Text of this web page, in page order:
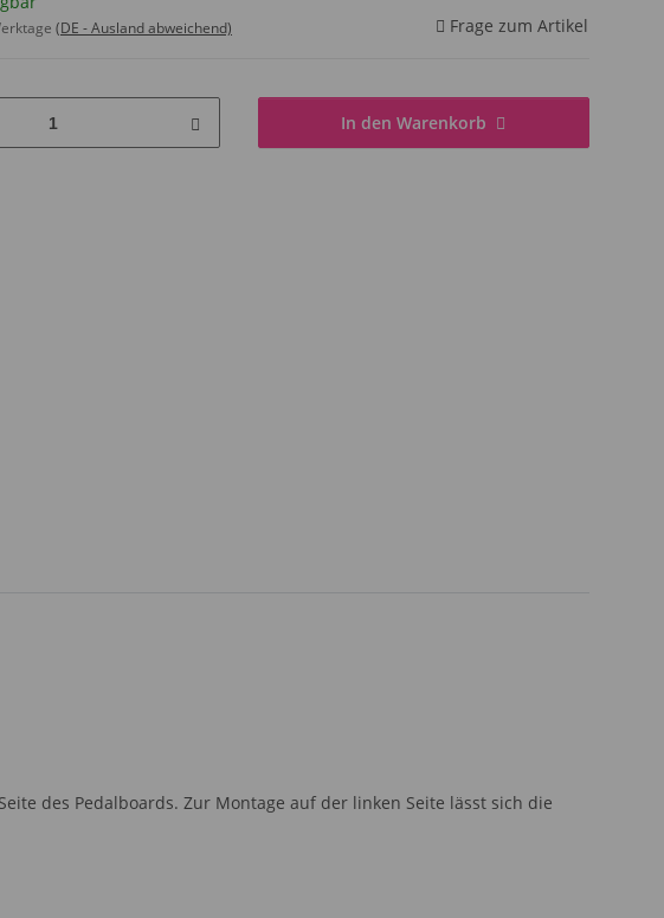
(DE - Ausland abweichend) Frage zum Artikel
In den Warenkorb
des Pedalboards. Zur Montage auf der linken Seite lässt sich die